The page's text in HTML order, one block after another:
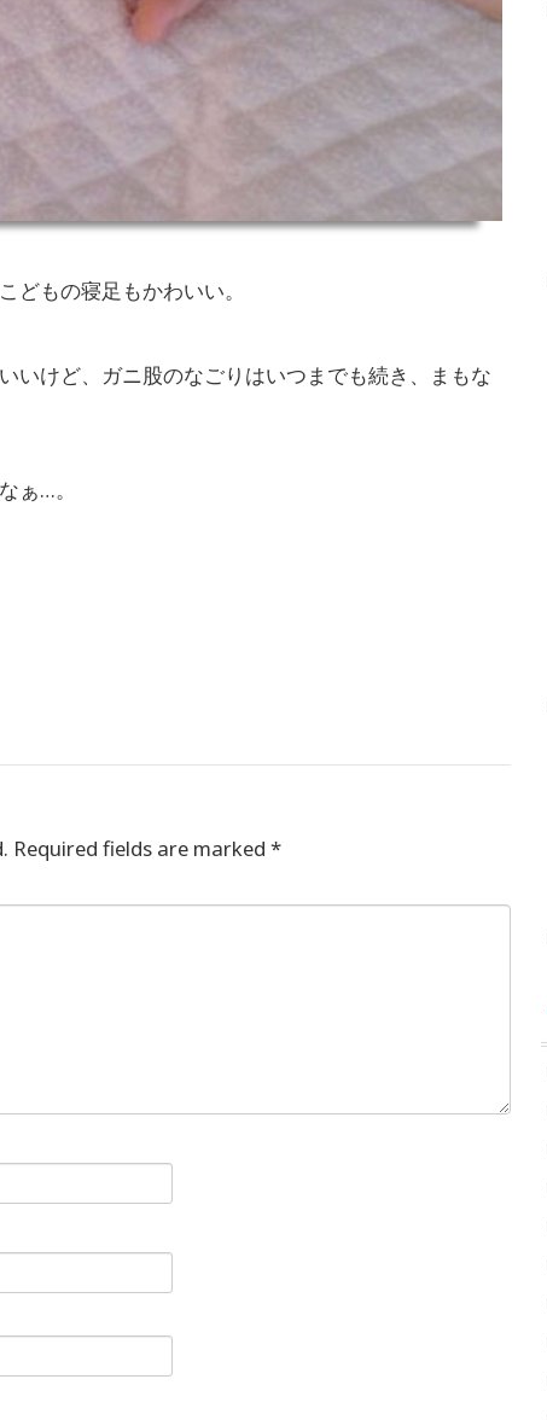
どもの寝足もかわいい。
いけど、ガニ股のなごりはいつまでも続き、まもな
ぁ…。
Required fields are marked *